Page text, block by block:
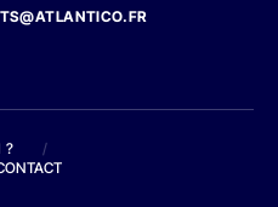
?
/